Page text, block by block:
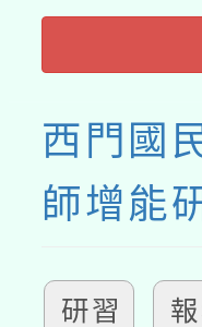
西門國
師增能
研習